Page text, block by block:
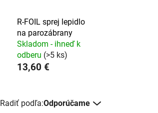
R-FOIL sprej lepidlo
na parozábrany
Skladom - ihneď k
odberu (>5 ks)
13,60 €
Radiť podľa:Odporúčame